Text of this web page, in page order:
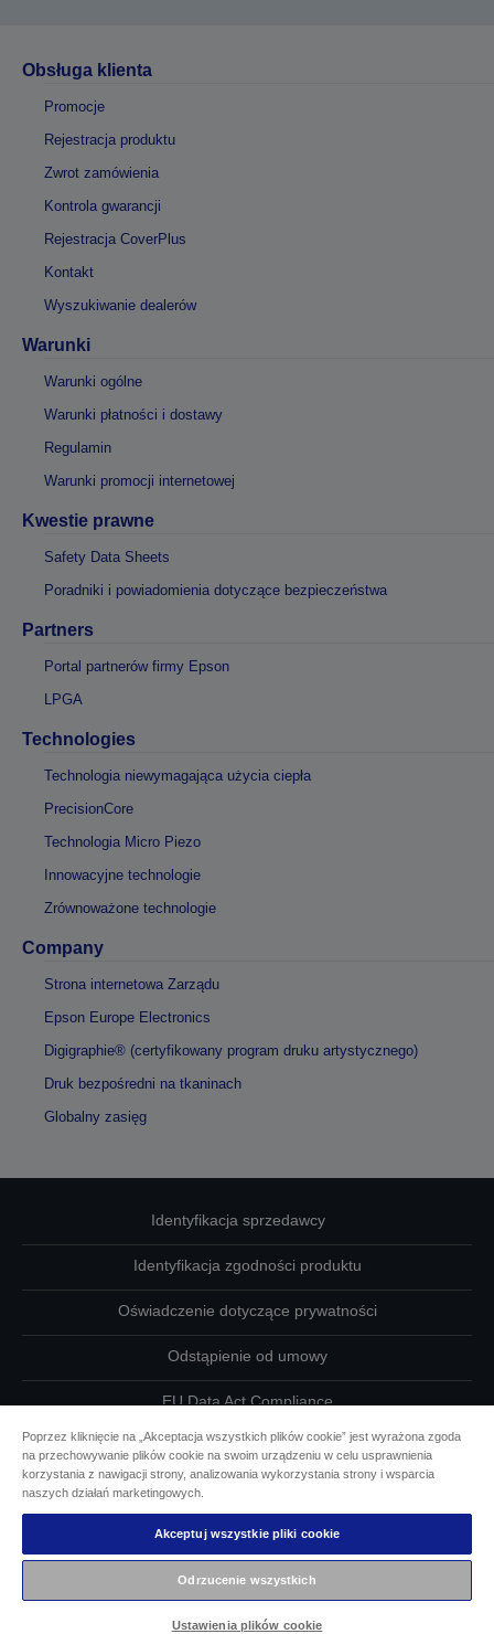
Obsługa klienta
Promocje
Rejestracja produktu
Zwrot zamówienia
Kontrola gwarancji
Rejestracja CoverPlus
Kontakt
Wyszukiwanie dealerów
Warunki
Warunki ogólne
Warunki płatności i dostawy
Regulamin
Warunki promocji internetowej
Kwestie prawne
Safety Data Sheets
Poradniki i powiadomienia dotyczące bezpieczeństwa
Partners
Portal partnerów firmy Epson
LPGA
Technologies
Technologia niewymagająca użycia ciepła
PrecisionCore
Technologia Micro Piezo
Innowacyjne technologie
Zrównoważone technologie
Company
Strona internetowa Zarządu
Epson Europe Electronics
Digigraphie® (certyfikowany program druku artystycznego)
Druk bezpośredni na tkaninach
Globalny zasięg
Identyfikacja sprzedawcy
Identyfikacja zgodności produktu
Oświadczenie dotyczące prywatności
Odstąpienie od umowy
EU Data Act Compliance
Skontaktuj się z nami w sprawie swoich danych
Informacje o plikach cookie
Działania firmy Epson na rzecz dostępności
Copyright © 2026 Seiko Epson
Poprzez kliknięcie na „Akceptacja wszystkich plików cookie” jest wyrażona zgoda
na przechowywanie plików cookie na swoim urządzeniu w celu usprawnienia
korzystania z nawigacji strony, analizowania wykorzystania strony i wsparcia
naszych działań marketingowych.
Akceptuj wszystkie pliki cookie
Odrzucenie wszystkich
Ustawienia plików cookie